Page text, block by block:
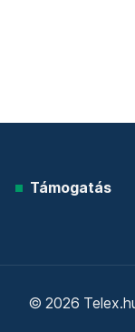
Támogatás
© 2026